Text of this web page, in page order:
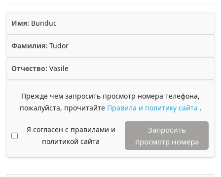
Имя: Bunduc
Фамилия: Tudor
Отчество: Vasile
Прежде чем запросить просмотр номера телефона,
пожалуйста, прочитайте Правила и политику сайта .
Я согласен с правилами и
политикой сайта
Запросить
просмотр номера